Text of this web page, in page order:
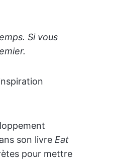
Si vous
son livre Eat
pour mettre